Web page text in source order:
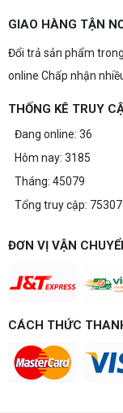
GIAO HÀNG TẬN
Đổi trả sản phẩm
online Chấp nhận
THỐNG KÊ TRUY
Đang online: 36
Hôm nay: 3185
Tháng: 45079
Tổng truy cập:
ĐƠN VỊ VẬN
CÁCH THỨC